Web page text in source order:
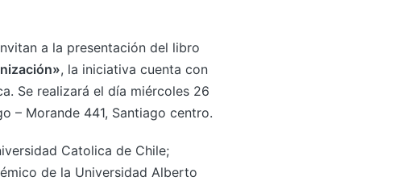
a la presentación del libro
, la iniciativa cuenta con
Se realizará el día miércoles 26
– Morande 441, Santiago centro.
Catolica de Chile;
de la Universidad Alberto